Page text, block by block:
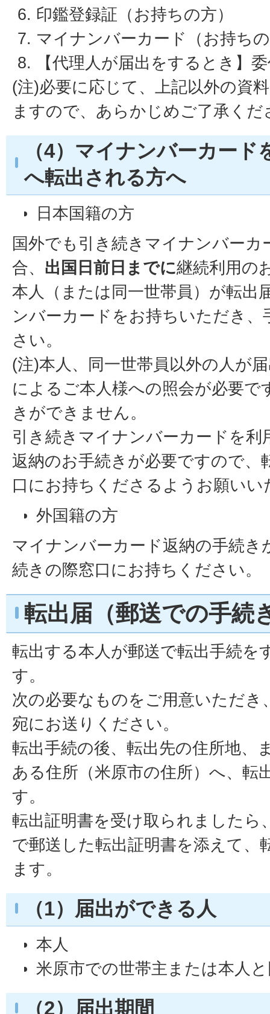
印鑑登録証（お持ちの方）
マイナンバーカード（お持ち
【代理人が届出をするとき】
(注)必要に応じて、上記以外の資
ますので、あらかじめご了承くだ
（4）マイナンバーカード
へ転出される方へ
日本国籍の方
国外でも引き続きマイナンバーカ
合、 出国日前日までに継続利用の
本人（または同一世帯員）が転出
ンバーカードをお持ちいただき
さい。
(注)本人、同一世帯員以外の人が
によるご本人様への照会が必要で
きができません。
引き続きマイナンバーカードを利
返納のお手続きが必要ですので、
口にお持ちくださるようお願いい
外国籍の方
マイナンバーカード返納の手続き
続きの際窓口にお持ちください。
転出届（郵送での手続
転出する本人が郵送で転出手続を
す。
次の必要なものをご用意いただき
宛にお送りください。
転出手続の後、転出先の住所地、
ある住所（米原市の住所）へ、転
す。
転出証明書を受け取られましたら
で郵送した転出証明書を添えて、
ます。
（1）届出ができる人
本人
米原市での世帯主または本人
（2）届出期間